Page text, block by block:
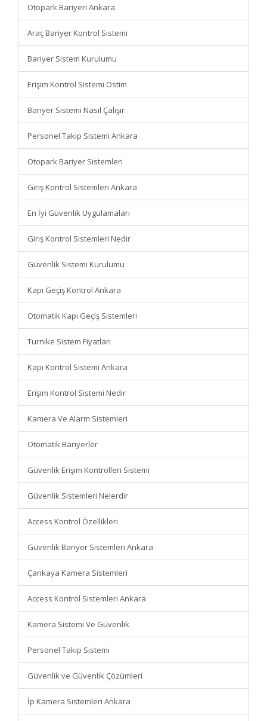
Otopark Bariyeri Ankara
Araç Bariyer Kontrol Sistemi
Bariyer Sistem Kurulumu
Erişim Kontrol Sistemi Ostim
Bariyer Sistemi Nasıl Çalışır
Personel Takip Sistemi Ankara
Otopark Bariyer Sistemleri
Giriş Kontrol Sistemleri Ankara
En İyi Güvenlik Uygulamaları
Giriş Kontrol Sistemleri Nedir
Güvenlik Sistemi Kurulumu
Kapı Geçiş Kontrol Ankara
Otomatik Kapı Geçiş Sistemleri
Turnike Sistem Fiyatları
Kapı Kontrol Sistemi Ankara
Erişim Kontrol Sistemi Nedir
Kamera Ve Alarm Sistemleri
Otomatik Bariyerler
Güvenlik Erişim Kontrolleri Sistemi
Güvenlik Sistemleri Nelerdir
Access Kontrol Özellikleri
Güvenlik Bariyer Sistemleri Ankara
Çankaya Kamera Sistemleri
Access Kontrol Sistemleri Ankara
Kamera Sistemi Ve Güvenlik
Personel Takip Sistemi
Güvenlik ve Güvenlik Çözümleri
İp Kamera Sistemleri Ankara